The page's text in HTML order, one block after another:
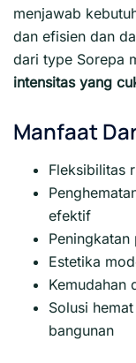
menjawab
dan efisien dan
dari type Sorepa
intensitas yang
Manfaat
Fleksibilitas
efektif
Estetika
Kemudahan
Solusi
bangunan